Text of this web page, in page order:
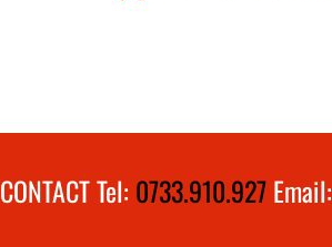
CONTACT Tel: 0733.910.927Email: